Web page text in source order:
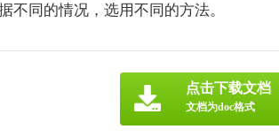
不同的情况，选用不同的方法。
点击下载文档
文档为doc格式